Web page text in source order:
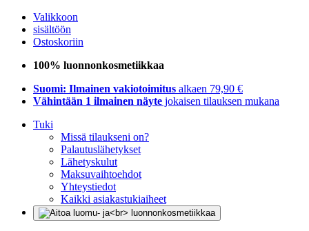
Valikkoon
sisältöön
Ostoskoriin
100% luonnonkosmetiikkaa
Suomi: Ilmainen vakiotoimitus alkaen 79,90 €
Vähintään 1 ilmainen näyte jokaisen tilauksen mukana
Tuki
Missä tilaukseni on?
Palautuslähetykset
Lähetyskulut
Maksuvaihtoehdot
Yhteystiedot
Kaikki asiakastukiaiheet